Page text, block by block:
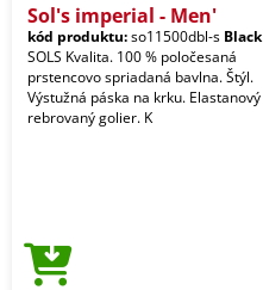
Sol's imperial - Men'
kód produktu:so11500dbl-s Black
SOLS Kvalita. 100 % poločesaná
prstencovo spriadaná bavlna. Štýl.
Výstužná páska na krku. Elastanový
rebrovaný golier. K